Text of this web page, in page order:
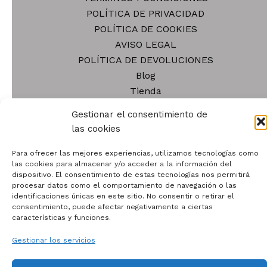
Gestionar el consentimiento de
las cookies
Para ofrecer las mejores experiencias, utilizamos tecnologías como
las cookies para almacenar y/o acceder a la información del
dispositivo. El consentimiento de estas tecnologías nos permitirá
procesar datos como el comportamiento de navegación o las
identificaciones únicas en este sitio. No consentir o retirar el
consentimiento, puede afectar negativamente a ciertas
características y funciones.
Gestionar los servicios
POLÍTICA DE PRIVACIDAD
POLÍTICA DE COOKIES
AVISO LEGAL
POLÍTICA DE DEVOLUCIONES
Blog
Tienda
Todos los derechos © 2026 | Funciona gracias aTema
Astra para WordPress